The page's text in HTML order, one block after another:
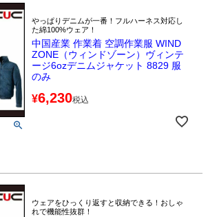
やっぱりデニムが一番！フルハーネス対応し
た綿100%ウェア！
中国産業 作業着 空調作業服 WIND
ZONE（ウィンドゾーン）ヴィンテ
ージ6ozデニムジャケット 8829 服
のみ
¥6,230税込
ウェアをひっくり返すと収納できる！おしゃ
れで機能性抜群！